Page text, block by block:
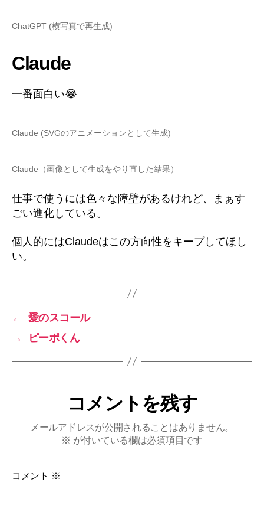
ChatGPT (横写真で再生成)
Claude
一番面白い😂
Claude (SVGのアニメーションとして生成)
Claude（画像として生成をやり直した結果）
仕事で使うには色々な障壁があるけれど、まぁす
ごい進化している。
個人的にはClaudeはこの方向性をキープしてほし
い。
←
愛のスコール
→
ピーポくん
コメントを残す
メールアドレスが公開されることはありません。
※ が付いている欄は必須項目です
コメント ※